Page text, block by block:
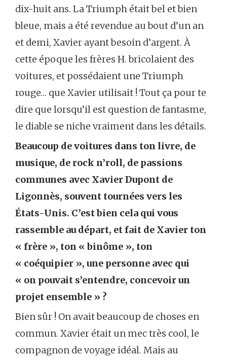
dix-huit ans. La Triumph était bel et bien
bleue, mais a été revendue au bout d’un an
et demi, Xavier ayant besoin d’argent. À
cette époque les frères H. bricolaient des
voitures, et possédaient une Triumph
rouge… que Xavier utilisait ! Tout ça pour te
dire que lorsqu’il est question de fantasme,
le diable se niche vraiment dans les détails.
Beaucoup de voitures dans ton livre, de
musique, de rock n’roll, de passions
communes avec Xavier Dupont de
Ligonnès, souvent tournées vers les
États-Unis. C’est bien cela qui vous
rassemble au départ, et fait de Xavier ton
« frère », ton « binôme », ton
« coéquipier », une personne avec qui
« on pouvait s’entendre, concevoir un
projet ensemble » ?
Bien sûr ! On avait beaucoup de choses en
commun. Xavier était un mec très cool, le
compagnon de voyage idéal. Mais au